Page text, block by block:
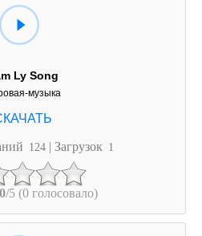
Ly Song
музыка
124 | Загрузок 1
0/5 (0 голосовало)